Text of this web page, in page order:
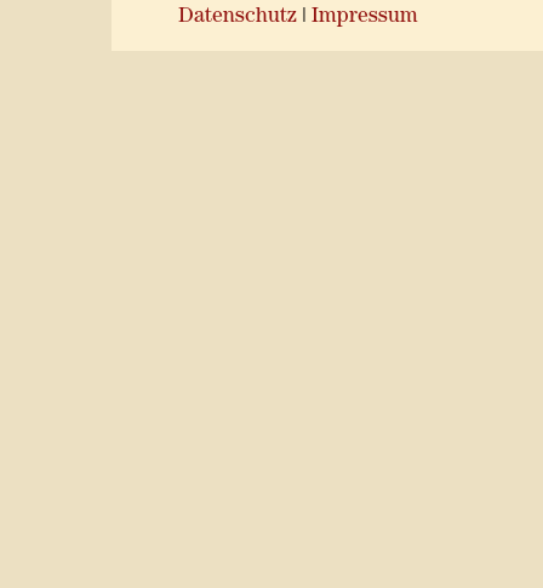
Datenschutz Impressum